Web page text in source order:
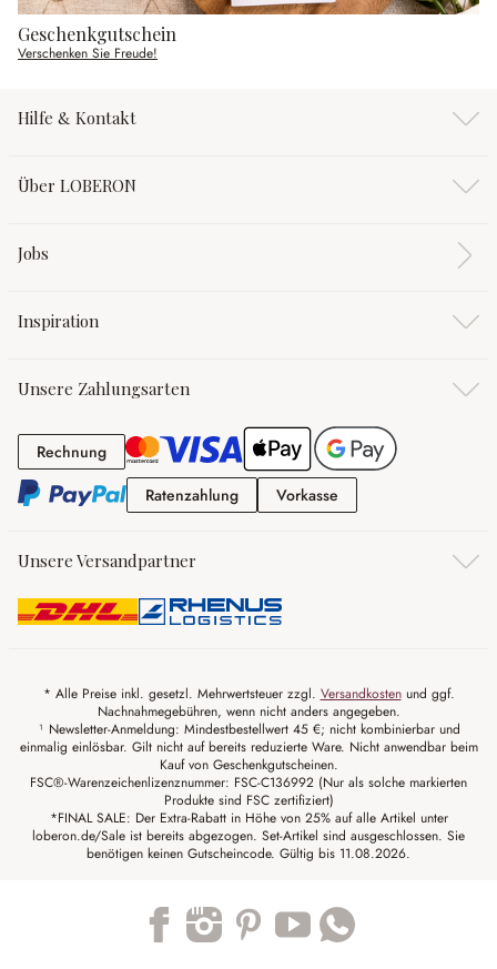
Geschenkgutschein
Verschenken Sie Freude!
Hilfe & Kontakt
Über LOBERON
Jobs
Inspiration
Unsere Zahlungsarten
RechnungRechnung
RatenzahlungRatenzahlung
Vorkasse
Unsere Versandpartner
* Alle Preise inkl. gesetzl. Mehrwertsteuer zzgl. Versandkostenund ggf.
Nachnahmegebühren, wenn nicht anders angegeben.
¹ Newsletter-Anmeldung: Mindestbestellwert 45 €; nicht kombinierbar und
einmalig einlösbar. Gilt nicht auf bereits reduzierte Ware. Nicht anwendbar beim
Kauf von Geschenkgutscheinen.
FSC®-Warenzeichenlizenznummer: FSC-C136992 (Nur als solche markierten
Produkte sind FSC zertifiziert)
*FINAL SALE: Der Extra-Rabatt in Höhe von 25% auf alle Artikel unter
loberon.de/Sale ist bereits abgezogen. Set-Artikel sind ausgeschlossen. Sie
benötigen keinen Gutscheincode. Gültig bis 11.08.2026.